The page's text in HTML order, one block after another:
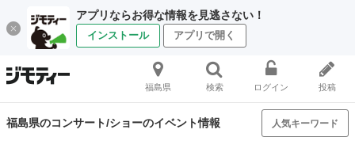
アプリならお得な情報を見逃さない！
インストール アプリで開く
福島県 検索 ログイン 投稿
福島県のコンサート/ショーのイベント情報 人気キーワード